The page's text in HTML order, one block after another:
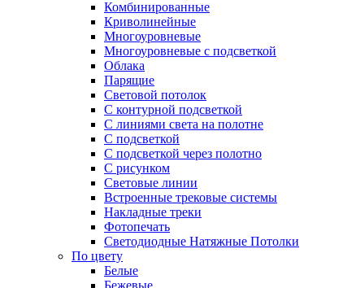
Комбинированные
Криволинейные
Многоуровневые
Многоуровневые с подсветкой
Облака
Парящие
Световой потолок
С контурной подсветкой
С линиями света на полотне
С подсветкой
С подсветкой через полотно
С рисунком
Световые линии
Встроенные трековые системы
Накладные треки
Фотопечать
Светодиодные Натяжные Потолки
По цвету
Белые
Бежевые